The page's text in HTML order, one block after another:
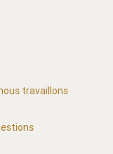
travaillons